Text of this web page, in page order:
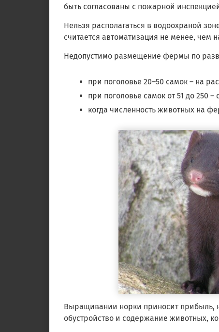
быть согласованы с пожарной
Нельзя располагаться в водоохраной
считается автоматизация не менее, чем
Недопустимо размещение фермы по
при поголовье 20–50 самок – на
при поголовье самок от 51 до 250 –
когда численность животных на
Выращивании норки приносит прибыль,
обустройство и содержание животных,